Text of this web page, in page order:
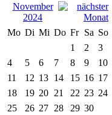
November
2024
Mo Di Mi Do Fr Sa So
1
2
3
4
5 6 7 8 9
10
11
12 13 14 15 16 17
18
19 20 21 22 23 24
25
26 27 28 29 30